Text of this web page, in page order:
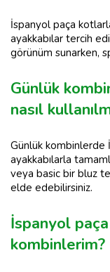
İspanyol paça
ayakkabılar tercih
görünüm sunarken,
Günlük
nasıl
Günlük
ayakkabılarla
veya basic bir bluz
elde edebilirsiniz.
İspanyol
kombinlerim?